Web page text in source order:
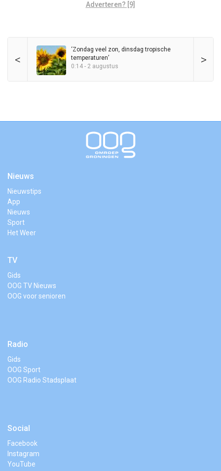
Adverteren? [9]
< >
‘Zondag veel zon, dinsdag tropische
temperaturen’
0:14 - 2 augustus
Nieuws
Nieuwstips
App
Nieuws
Sport
Het Weer
TV
Gids
OOG TV Nieuws
OOG voor senioren
Radio
Gids
OOG Sport
OOG Radio Stadsplaat
Social
Facebook
Instagram
YouTube